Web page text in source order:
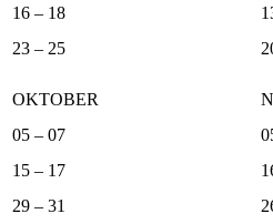
16 – 18
23 – 25
OKTOBER
05 – 07
15 – 17
29 – 31